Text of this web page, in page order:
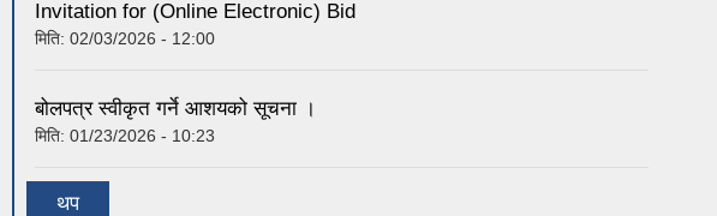
Invitation for (Online Electronic) Bid
मिति: 02/03/2026 - 12:00
बोलपत्र स्वीकृत गर्ने आशयको सूचना ।
मिति: 01/23/2026 - 10:23
थप